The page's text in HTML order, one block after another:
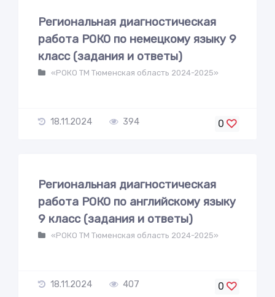
Региональная диагностическая
работа РОКО по немецкому языку 9
класс (задания и ответы)
«РОКО ТМ Тюменская область 2024-2025»
18.11.2024 394 0
Региональная диагностическая
работа РОКО по английскому языку
9 класс (задания и ответы)
«РОКО ТМ Тюменская область 2024-2025»
18.11.2024 407 0